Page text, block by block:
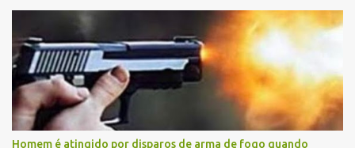
fugir da cidade Buziana. Um dos detidos é policial civil e este foi
baleado na perna na troca de tiros . Na ocorrência, três armas,
pistolas e uma réplica de fuzil, foram apreendidas. O homem
baleado foi identificado como Claudio Bastos, conhecido no meio
político.
Homem é atingido por disparos de arma de fogo quando